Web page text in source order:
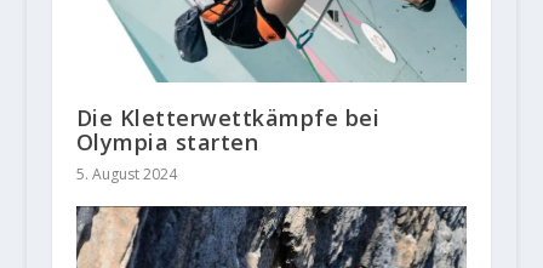
Die Kletterwettkämpfe bei
Olympia starten
5. August 2024